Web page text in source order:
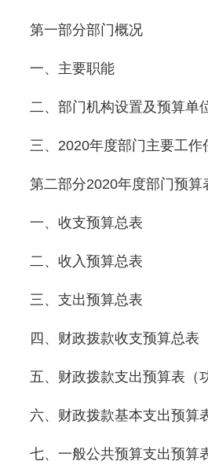
第一部分部门概况
一、主要职能
二、部门机构设置及预算单
三、2020年度部门主要工作
第二部分2020年度部门预算
一、收支预算总表
二、收入预算总表
三、支出预算总表
四、财政拨款收支预算总表
五、财政拨款支出预算表（功
六、财政拨款基本支出预算表
七、一般公共预算支出预算表